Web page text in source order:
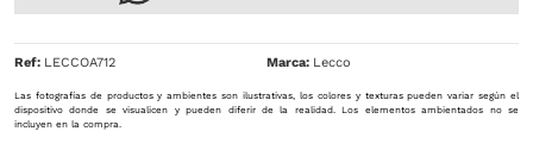
Ref: LECCOA712 Lecco
Las fotografías de productos y ambientes son ilustrativas, los colores y texturas pueden variar según el
dispositivo donde se visualicen y pueden diferir de la realidad. Los elementos ambientados no se
incluyen en la compra.